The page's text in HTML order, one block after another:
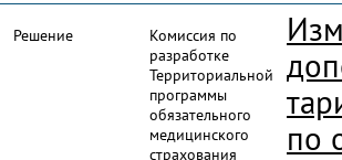
Решение
Комиссия по
разработке
Территориальной
программы
обязательного
медицинского
страхования
по